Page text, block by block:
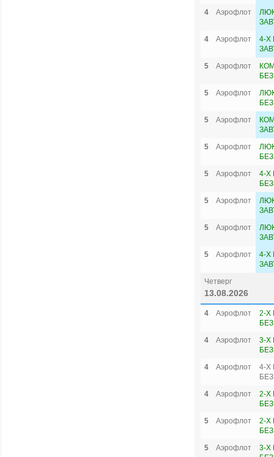
4
Аэрофлот
4
Аэрофлот
4-Х
5
Аэрофлот
5
Аэрофлот
5
Аэрофлот
5
Аэрофлот
5
Аэрофлот
4-Х
5
Аэрофлот
5
Аэрофлот
5
Аэрофлот
4-Х
Четверг
13.08.2026
4 Аэрофлот
2-Х
4
Аэрофлот
3-Х
4
Аэрофлот
4-Х
4
Аэрофлот
2-Х
5
Аэрофлот
2-Х
5
Аэрофлот
3-Х